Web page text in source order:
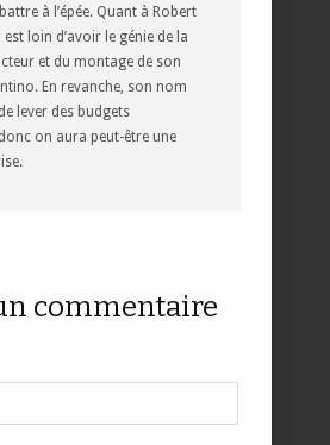
à l’épée. Quant à Robert
est loin d’avoir le génie de la
et du montage de son
En revanche, son nom
lever des budgets
on aura peut-être une
commentaire